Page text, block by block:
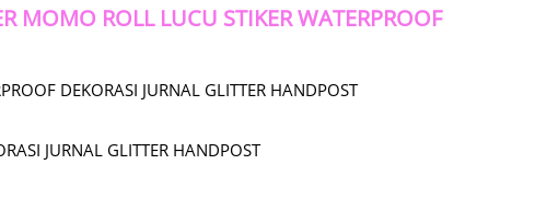
MOMO ROLL LUCU STIKER WATERPROOF
DEKORASI JURNAL GLITTER HANDPOST
JURNAL GLITTER HANDPOST